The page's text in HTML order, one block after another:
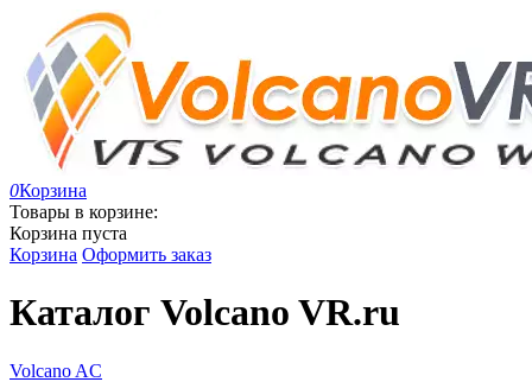
0Корзина
Товары в корзине:
Корзина пуста
Корзина Оформить заказ
Каталог Volcano VR.ru
Volcano AC